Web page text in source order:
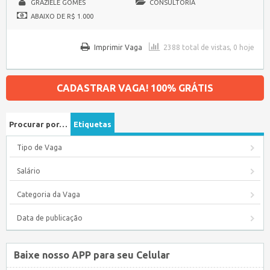
GRAZIELE GOMES
CONSULTORIA
ABAIXO DE R$ 1.000
2388 total de vistas, 0 hoje
Imprimir Vaga
CADASTRAR VAGA! 100% GRÁTIS
Procurar por… Etiquetas
Tipo de Vaga
Salário
Categoria da Vaga
Data de publicação
Baixe nosso APP para seu Celular